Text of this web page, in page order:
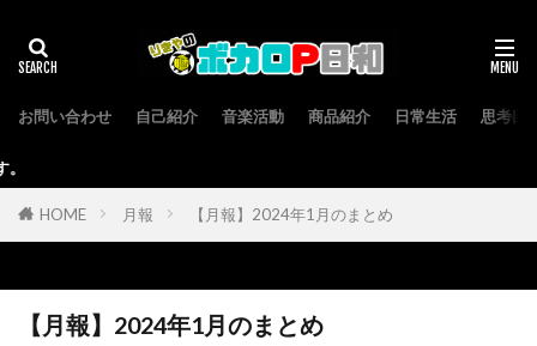
お問い合わせ 自己紹介 音楽活動 商品紹介 日常生活 思考回
HOME 月報 【月報】2024年1月のまとめ
【月報】2024年1月のまとめ